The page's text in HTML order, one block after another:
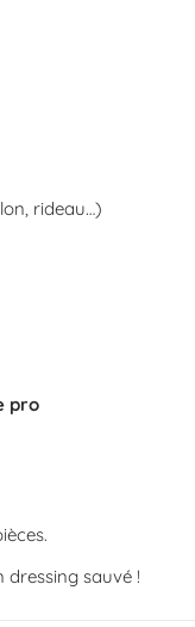
rideau…)
pro
sauvé !